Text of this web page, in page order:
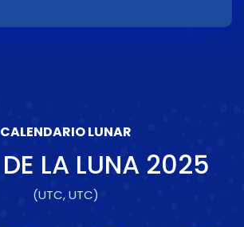
CALENDARIO LUNAR
LA LUNA 2025
(UTC, UTC)